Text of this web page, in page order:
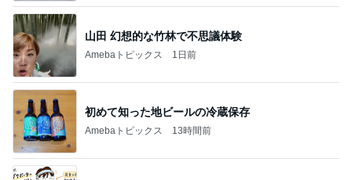
山田 幻想的な竹林で不思議体験
Amebaトピックス 1日前
初めて知った地ビールの冷蔵保存
Amebaトピックス 13時間前